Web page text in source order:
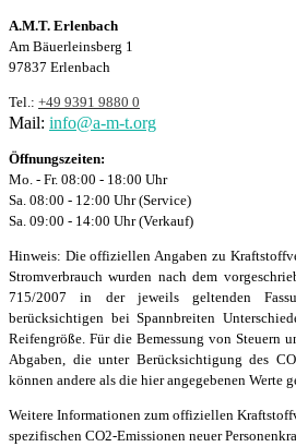
A.M.T. Erlenbach
Am Bäuerleinsberg 1
97837 Erlenbach
Tel.: +49 9391 9880 0
Mail: info@a-m-t.org
Öffnungszeiten:
Mo. - Fr. 08:00 - 18:00 Uhr
Sa. 08:00 - 12:00 Uhr (Service)
Sa. 09:00 - 14:00 Uhr (Verkauf)
Hinweis: Die offiziellen Angaben zu
Stromverbrauch wurden nach dem
715/2007 in der jeweils geltenden
berücksichtigen bei Spannbreiten
Reifengröße. Für die Bemessung von Steuern
Abgaben, die unter Berücksichtigung des
können andere als die hier angegebenen Werte
Weitere Informationen zum offiziellen
spezifischen CO2-Emissionen neuer